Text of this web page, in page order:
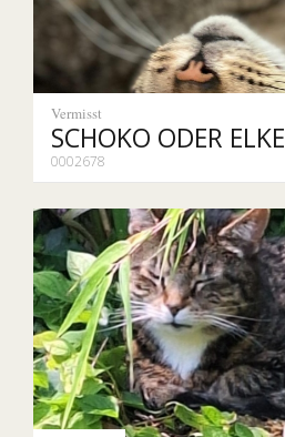
Vermisst
SCHOKO ODER ELKE
0002678